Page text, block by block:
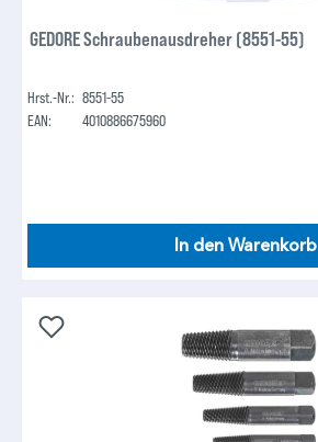
GEDORE Schraubenausdreher (8551-55)
Hrst.-Nr.: 8551-55
EAN:
4010886675960
In den Warenkorb